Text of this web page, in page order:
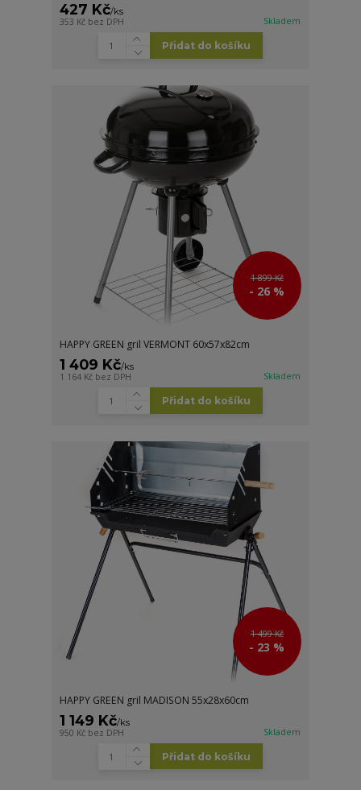
427 Kč/ks
353 Kč bez DPH Skladem
Přidat do košíku
1 899 Kč
- 26 %
HAPPY GREEN gril VERMONT 60x57x82cm
1 409 Kč/ks
1 164 Kč bez DPH Skladem
Přidat do košíku
1 499 Kč
- 23 %
HAPPY GREEN gril MADISON 55x28x60cm
1 149 Kč/ks
950 Kč bez DPH Skladem
Přidat do košíku